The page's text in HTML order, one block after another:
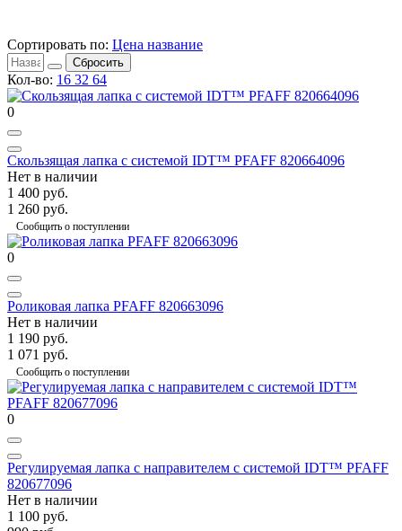
Сортировать по: Цена название
Сбросить
Кол-во: 16 32 64
0
Скользящая лапка с системой IDT™ PFAFF 820664096
Нет в наличии
1 400 руб.
1 260 руб.
Сообщить о поступлении
0
Роликовая лапка PFAFF 820663096
Нет в наличии
1 190 руб.
1 071 руб.
Сообщить о поступлении
0
Регулируемая лапка с направителем с системой IDT™ PFAFF
820677096
Нет в наличии
1 100 руб.